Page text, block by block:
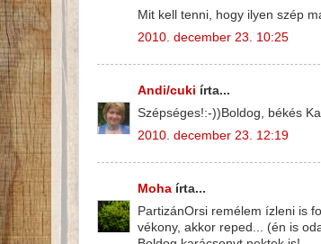
Mit kell tenni, hogy ilyen szép
2010. december 23. 10:25
Andi/cuki írta...
Szépséges!:-))Boldog, békés
2010. december 23. 12:19
Moha írta...
PartizánOrsi remélem ízleni is
vékony, akkor reped... (én is